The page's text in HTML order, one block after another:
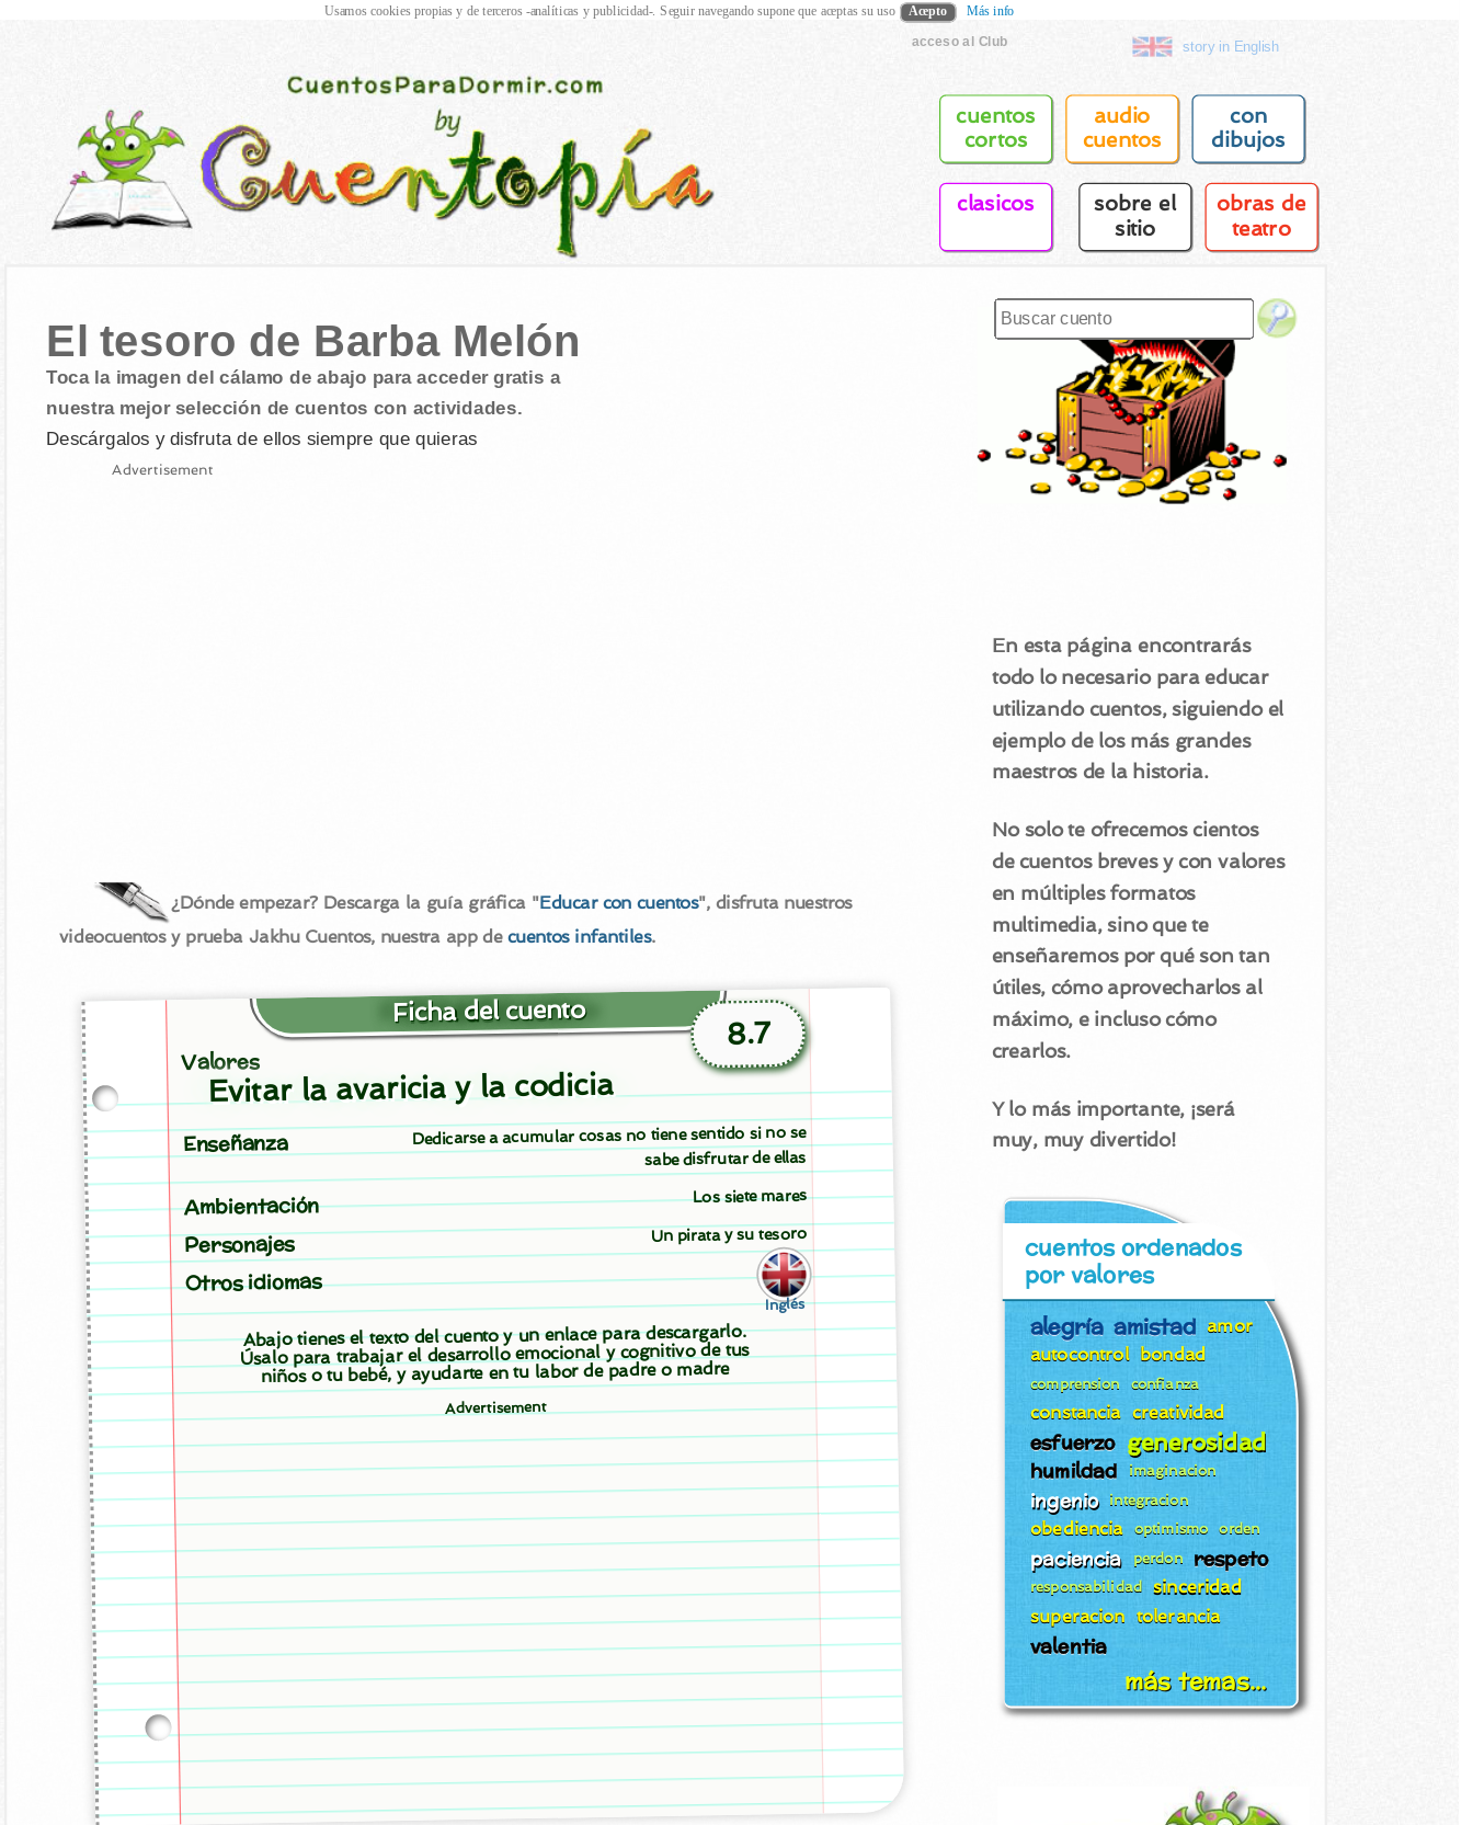
acceso al Club story in English
cuentos
cortos
audio
cuentos
con
dibujos
clasicos
sobre el
sitio
obras de
teatro
El tesoro de Barba Melón
Toca la imagen del cálamo de abajo para acceder gratis a
nuestra mejor selección de cuentos con actividades.
Descárgalos y disfruta de ellos siempre que quieras
Advertisement
¿Dónde empezar? Descarga la guía gráfica "Educar con cuentos", disfruta nuestros
videocuentos y prueba Jakhu Cuentos, nuestra app decuentos infantiles.
Ficha del cuento
8.7
Valores
Evitar la avaricia y la codicia
Enseñanza Dedicarse a acumular cosas no tiene sentido si no se
sabe disfrutar de ellas
Ambientación Los siete mares
Personajes Un pirata y su tesoro
Otros idiomas
Inglés
Abajo tienes el texto del cuento y un enlace para descargarlo.
Úsalo para trabajar el desarrollo emocional y cognitivo de tus
niños o tu bebé, y ayudarte en tu labor de padre o madre
Advertisement
En esta página encontrarás
todo lo necesario para educar
utilizando cuentos, siguiendo el
ejemplo de los más grandes
maestros de la historia.
No solo te ofrecemos cientos
de cuentos breves y con valores
en múltiples formatos
multimedia, sino que te
enseñaremos por qué son tan
útiles, cómo aprovecharlos al
máximo, e incluso cómo
crearlos.
Y lo más importante, ¡será
muy, muy divertido!
cuentos ordenados
por valores
alegría amistad amor
autocontrol bondad
comprension confianza
constancia creatividad
esfuerzo generosidad
humildad imaginacion
ingenio integracion
obediencia optimismo orden
paciencia perdon respeto
responsabilidad
sinceridad
superacion tolerancia
valentia
más temas...
Usamos cookies propias y de terceros -analíticas y publicidad-. Seguir navegando supone que aceptas su uso Acepto Más info